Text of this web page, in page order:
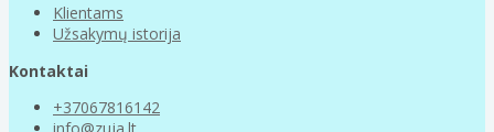
Klientams
Užsakymų istorija
Kontaktai
+37067816142